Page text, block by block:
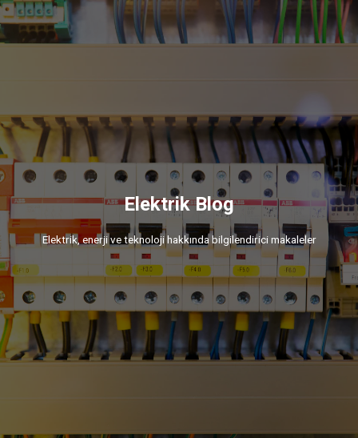
Elektrik Blog
Elektrik, enerji ve teknoloji hakkında bilgilendirici makaleler